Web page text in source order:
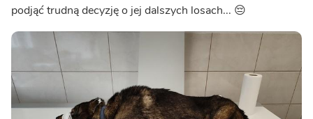
podjąć trudną decyzję o jej dalszych losach... 😔